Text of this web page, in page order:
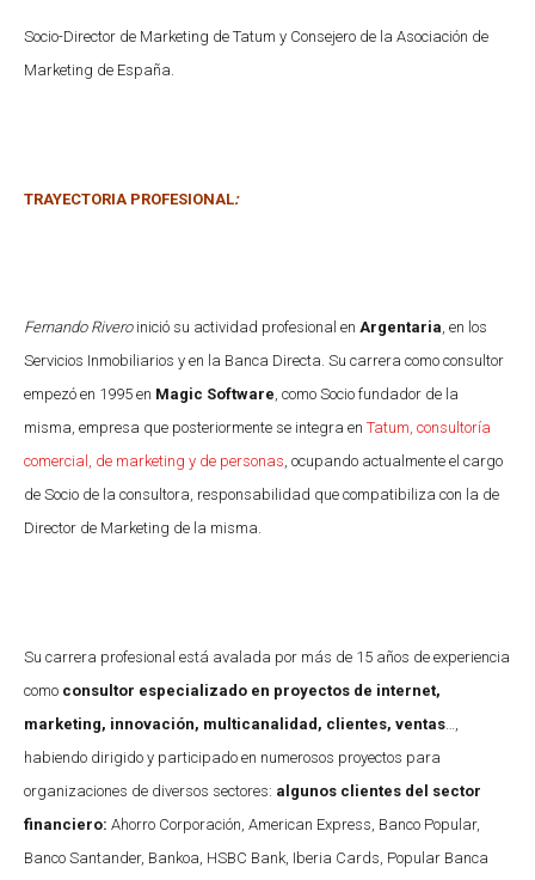
Socio-Director de Marketing de Tatum y Consejero de la Asociación de
Marketing de España.
TRAYECTORIA PROFESIONAL:
Fernando Riveroinició su actividad profesional en Argentaria , en los
Servicios Inmobiliarios y en la Banca Directa. Su carrera como consultor
empezó en 1995 en Magic Software , como Socio fundador de la
misma, empresa que posteriormente se integra en Tatum, consultoría
comercial, de marketing y de personas , ocupando actualmente el cargo
de Socio de la consultora, responsabilidad que compatibiliza con la de
Director de Marketing de la misma.
Su carrera profesional está avalada por más de 15 años de experiencia
como consultor especializado en proyectos de internet,
marketing, innovación, multicanalidad, clientes, ventas
habiendo dirigido y participado en numerosos proyectos para
organizaciones de diversos sectores: algunos clientes del sector
financiero: Ahorro Corporación, American Express, Banco Popular,
Banco Santander, Bankoa, HSBC Bank, Iberia Cards, Popular Banca